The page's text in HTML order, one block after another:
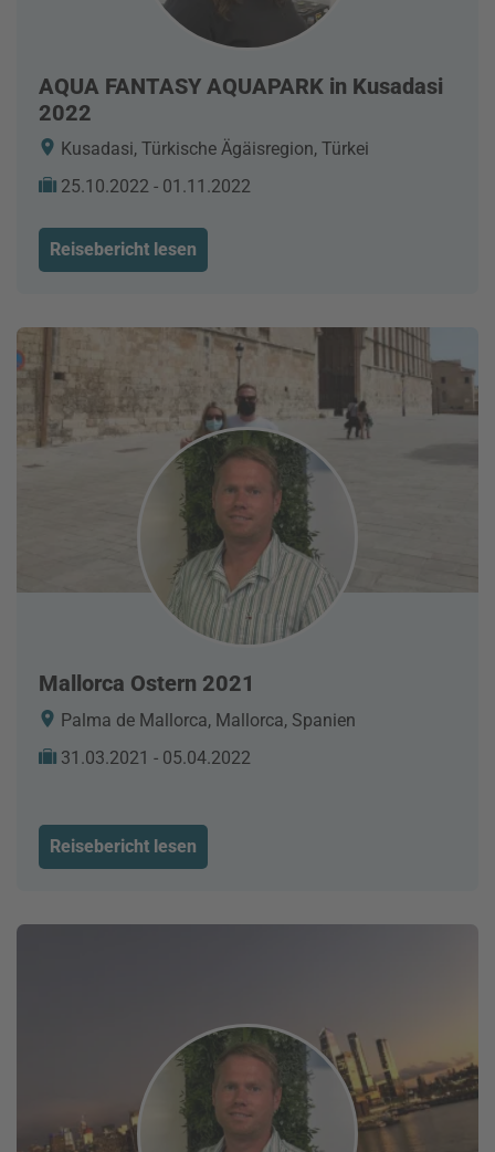
AQUA FANTASY AQUAPARK in Kusadasi
2022
Kusadasi, Türkische Ägäisregion, Türkei
25.10.2022 - 01.11.2022
Reisebericht lesen
Mallorca Ostern 2021
Palma de Mallorca, Mallorca, Spanien
31.03.2021 - 05.04.2022
Reisebericht lesen